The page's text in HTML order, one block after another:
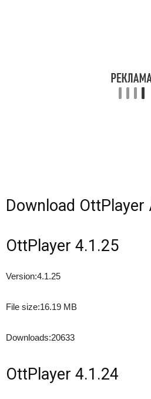
Download OttPlayer
OttPlayer 4.1.25
Version:4.1.25
File size:16.19 MB
Downloads:20633
OttPlayer 4.1.24